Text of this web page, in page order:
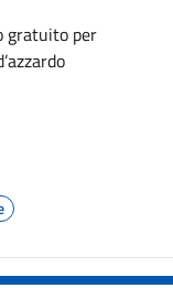
gratuito per